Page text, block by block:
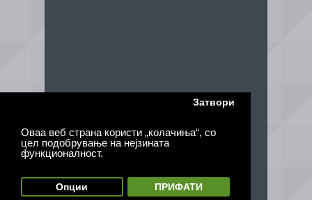
Оваа веб страна користи „колачиња“, со
цел подобрување на нејзината
функционалност.
Затвори
Опции ПРИФАТИ